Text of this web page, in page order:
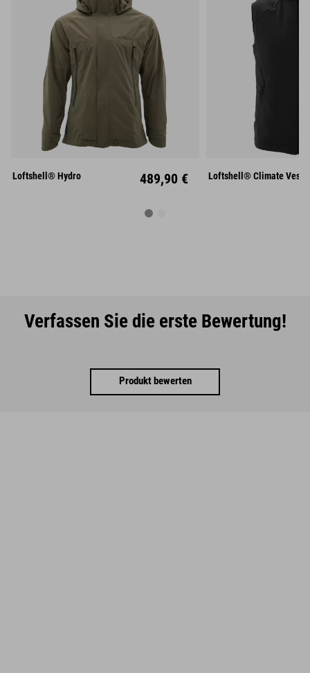
L
XL
Loftshell® Hydro 489,90 € XL
Loftshell® Climate Vest
Verfassen Sie die erste Bewertung!
Produkt bewerten